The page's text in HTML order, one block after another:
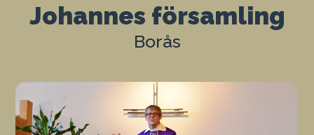
Johannes församling
Borås